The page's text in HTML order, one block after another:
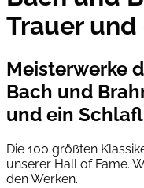
Trauer
Meisterwerke
Bach und
und ein
Die 100 größten
unserer Hall of Fame.
den Werken.